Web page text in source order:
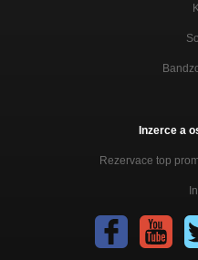
Inzerce a
Rezervace top